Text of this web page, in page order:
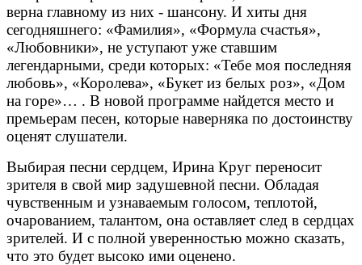
верна главному из них - шансону. И хиты дня
сегодняшнего: «Фамилия», «Формула счастья»,
«Любовники», не уступают уже ставшим
легендарными, среди которых: «Тебе моя последняя
любовь», «Королева», «Букет из белых роз», «Дом
на горе»… . В новой программе найдется место и
премьерам песен, которые наверняка по достоинству
оценят слушатели.
Выбирая песни сердцем, Ирина Круг переносит
зрителя в свой мир задушевной песни. Обладая
чувственным и узнаваемым голосом, теплотой,
очарованием, талантом, она оставляет след в сердцах
зрителей. И с полной уверенностью можно сказать,
что это будет высоко ими оценено.